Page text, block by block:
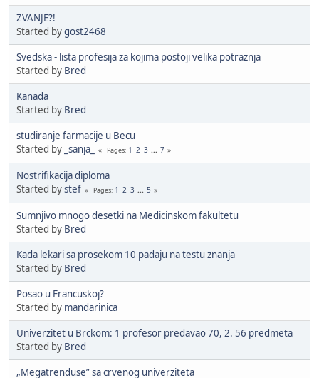
ZVANJE?!
Started bygost2468
Svedska - lista profesija za kojima postoji velika potraznja
Started by Bred
Kanada
Started by Bred
studiranje farmacije u Becu
Started by _sanja_ Pages 1 2 3 ... 7
Nostrifikacija diploma
Started bystef Pages 1 2 3 ... 5
Sumnjivo mnogo desetki na Medicinskom fakultetu
Started by Bred
Kada lekari sa prosekom 10 padaju na testu znanja
Started by Bred
Posao u Francuskoj?
Started by mandarinica
Univerzitet u Brckom: 1 profesor predavao 70, 2. 56 predmeta
Started by Bred
„Megatrenduse” sa crvenog univerziteta